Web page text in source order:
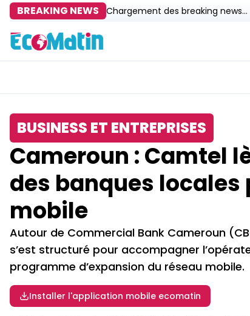
BREAKING NEWS Chargement des breaking news...
BUSINESS ET ENTREPRISES
Cameroun : Camtel
des banques locales
mobile
Autour de Commercial Bank Cameroun
s’est structuré pour accompagner
programme d’expansion du réseau mobile.
Installer l'application mobile ecomatin